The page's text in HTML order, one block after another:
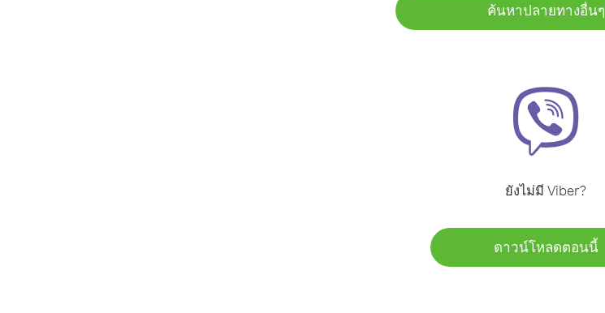
ค้นหาปลายทางอื่นๆ
ยังไม่มี Viber?
ดาวน์โหลดตอนนี้